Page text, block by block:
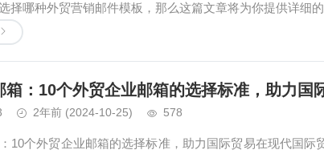
择哪种外贸营销邮件模板，那么这篇文章将为你提供详细
箱：10个外贸企业邮箱的选择标准，助力国
2年前 (2024-10-25) 578
10个外贸企业邮箱的选择标准，助力国际贸易在现代国际